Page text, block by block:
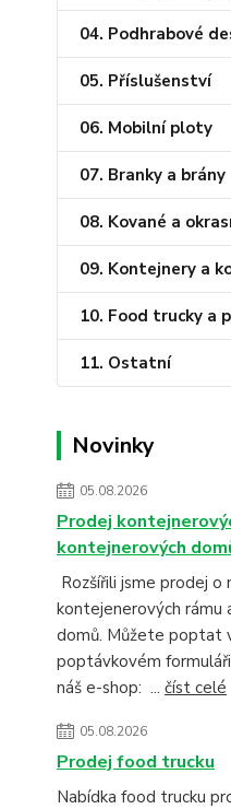
04. Podhrabové
05. Příslušenství
06. Mobilní ploty
07. Branky a brány
08. Kované a
09. Kontejnery a
10. Food trucky a
11. Ostatní
Novinky
05.08.2026
Prodej
kontejnerových
Rozšířili jsme prodej o
kontejenerových rámu
domů. Můžete poptat
poptávkovém
náš e-shop: ... číst celé
05.08.2026
Prodej food trucku
Nabídka food trucku